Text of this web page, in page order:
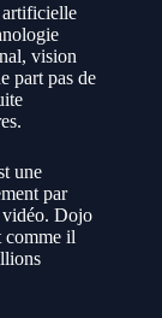
artificielle
vision
part pas de
une
par
vidéo. Dojo
comme il